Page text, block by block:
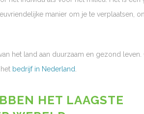
manier om je te verplaatsen,
het land aan duurzaam en gezond leven.
bedrijf in Nederland
HET LAAGSTE